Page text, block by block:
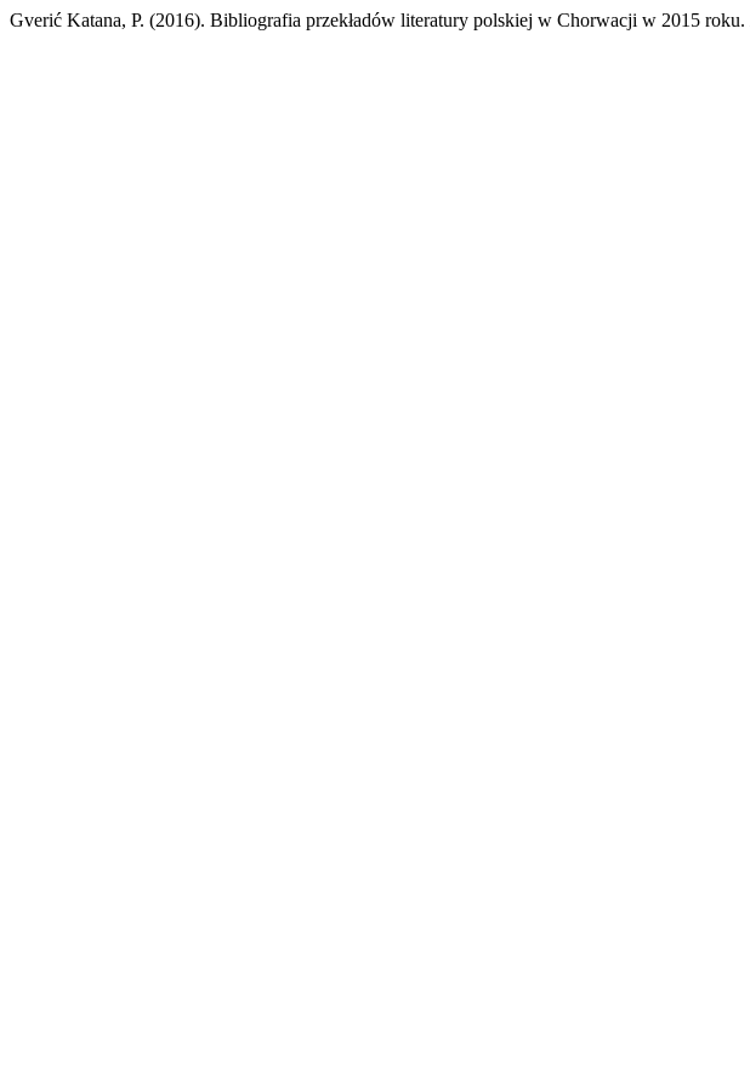
Gverić Katana, P. (2016). Bibliografia przekładów literatury polskiej w Chorwacji w 2015 roku.